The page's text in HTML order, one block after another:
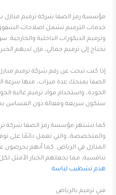
مؤسسة رمز الصفا شركة ترميم منازل
خدمات الترميم تشمل اصلاحات
وترميم الديكورات الداخلية
تحتاج إلى ترميم جمالي، فإن لديهم
إذا كنت تبحث عن رقم شركة ترميم
الصفا يمنحك عدة ميزات، منها سرعة
الجودة، واستخدام مواد ترميم عالية
ستكون سريعة وفعالة دون المساس
كما تشتهر مؤسسة رمز الصفا شركة
والمتخصصة، والتي تعمل دائمًا على
المنازل في الرياض. كما أنهم يحرصون
تنافسية، مما يجعلهم الخيار الأمثل
هدم تشطيب لياسة
فني ترميم بالرياض